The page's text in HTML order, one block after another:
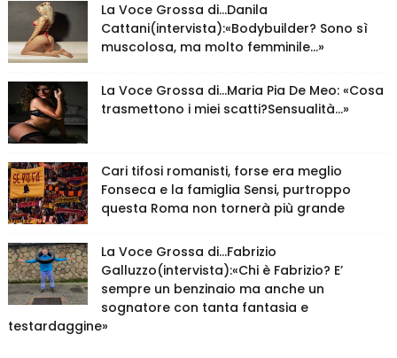
La Voce Grossa di…Danila
Cattani(intervista):«Bodybuilder? Sono sì
muscolosa, ma molto femminile…»
La Voce Grossa di…Maria Pia De Meo: «Cosa
trasmettono i miei scatti?Sensualità…»
Cari tifosi romanisti, forse era meglio
Fonseca e la famiglia Sensi, purtroppo
questa Roma non tornerà più grande
La Voce Grossa di…Fabrizio
Galluzzo(intervista):«Chi è Fabrizio? E’
sempre un benzinaio ma anche un
sognatore con tanta fantasia e
testardaggine»